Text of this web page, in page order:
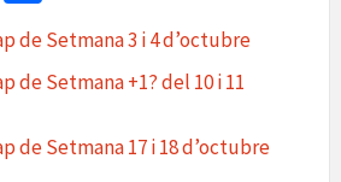
gr
a
m
ky ea
m
e
l
o
m
p
ar
de Setmana 3 i 4 d’octubre
de Setmana +1? del 10 i 11
de Setmana 17 i 18 d’octubre